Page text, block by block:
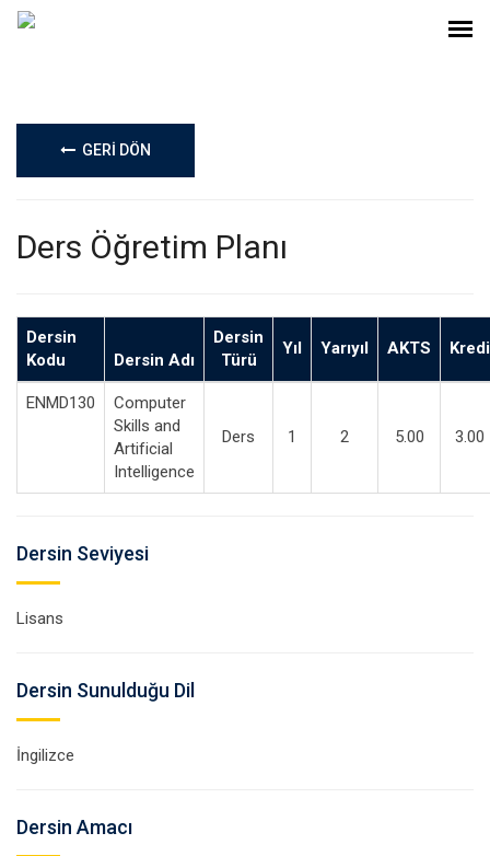
GERİ DÖN
Ders Öğretim Planı
Dersin
Kodu
Dersin Adı
Dersin
Türü
Yıl Yarıyıl AKTS Kredi
ENMD130
Computer
Skills and
Artificial
Intelligence
Ders 1 2 5.00 3.00
Dersin Seviyesi
Lisans
Dersin Sunulduğu Dil
İngilizce
Dersin Amacı